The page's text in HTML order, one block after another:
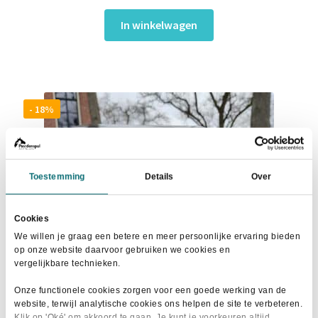
Toestemming Details Over
Cookies
We willen je graag een betere en meer persoonlijke ervaring bieden
op onze website daarvoor gebruiken we cookies en
vergelijkbare technieken.
Onze functionele cookies zorgen voor een goede werking van de
website, terwijl analytische cookies ons helpen de site te verbeteren.
prijs
was:
€29,95.
prijs
is:
€27,50.
In winkelwagen
- 18%